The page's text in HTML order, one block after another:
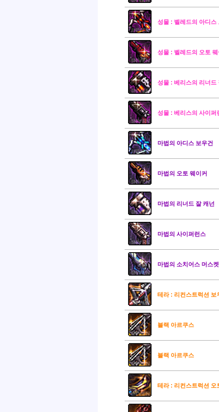
성물 : 벨레드의 아디스
성물 : 벨레드의 오토
성물 : 베리스의 리너드
성물 : 베리스의 사이퍼
마법의 아디스 보우건
마법의 오토 웨이커
마법의 리너드 잘 캐넌
마법의 사이퍼런스
마법의 소치어스 머스켓
테라 : 리컨스트럭션 보
블랙 아르쿠스
블랙 아르쿠스
테라 : 리컨스트럭션 오